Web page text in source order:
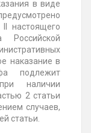
в виде
II настоящего
наказание в
подлежит
наличии
2 статьи
случаев,
статьи.